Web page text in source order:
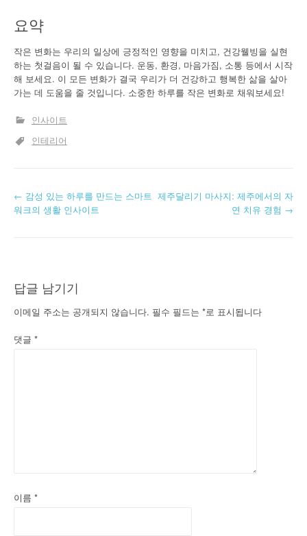
요약
작은 변화는 우리의 일상에 긍정적인 영향을 미치고, 건강웰빙을 실현
하는 첫걸음이 될 수 있습니다. 운동, 환경, 마음가짐, 소통 등에서 시작
해 보세요. 이 모든 변화가 결국 우리가 더 건강하고 행복한 삶을 살아
가는 데 도움을 줄 것입니다. 소중한 하루를 작은 변화로 채워보세요!
인사이트
인테리어
글
이
션
← 감성 있는 하루를 만드는 스마트
워크의 생활 인사이트
제주달리기 마사지: 제주에서의 자
연 치유 경험 →
답글 남기기
이메일 주소는 공개되지 않습니다. 필수 필드는 *로 표시됩니다
댓글 *
이름 *